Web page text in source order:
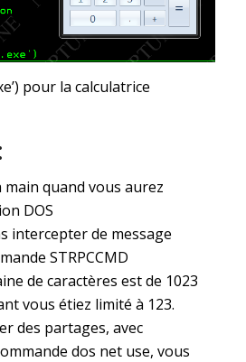
pour la calculatrice
quand vous aurez
DOS
intercepter de message
STRPCCMD
de caractères est de 1023
vous étiez limité à 123.
des partages, avec
dos net use, vous